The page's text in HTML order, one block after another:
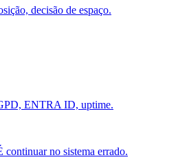
decisão de espaço.
ENTRA ID, uptime.
no sistema errado.